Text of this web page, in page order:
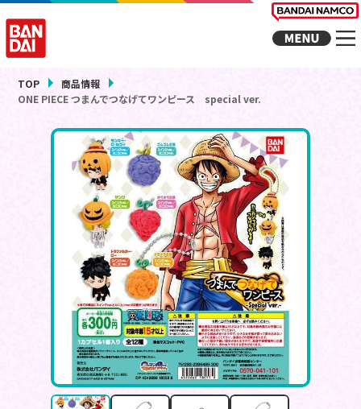
TOP
商品情報
ONE PIECE つまんでつなげてワンピース special ver.